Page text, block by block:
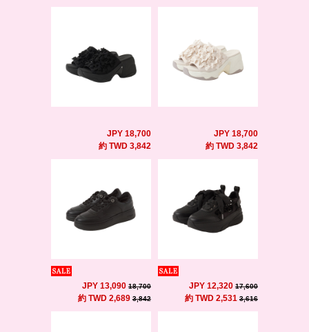
JPY 18,700
約 TWD 3,842
JPY 18,700
約 TWD 3,842
JPY 13,090 18,700
約 TWD 2,689 3,842
JPY 12,320 17,600
約 TWD 2,531 3,616